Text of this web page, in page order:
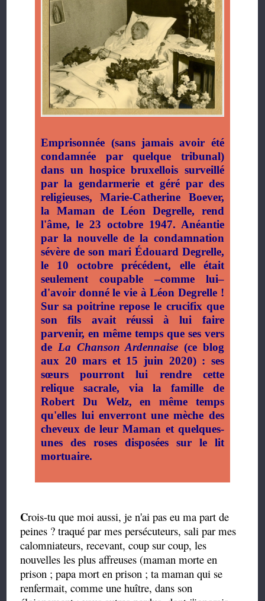
Emprisonnée (sans jamais avoir été
condamnée par quelque tribunal)
dans un hospice bruxellois surveillé
par la gendarmerie et géré par des
religieuses, Marie-Catherine Boever,
la Maman de Léon Degrelle, rend
l'âme, le 23 octobre 1947. Anéantie
par la nouvelle de la condamnation
sévère de son mari Édouard Degrelle,
le 10 octobre précédent, elle était
seulement coupable –comme lui–
d'avoir donné le vie à Léon Degrelle !
Sur sa poitrine repose le crucifix que
son fils avait réussi à lui faire
parvenir, en même temps que ses vers
de La Chanson Ardennaise (ce blog
aux 20 mars et 15 juin 2020) : ses
sœurs pourront lui rendre cette
relique sacrale, via la famille de
Robert Du Welz, en même temps
qu'elles lui enverront une mèche des
cheveux de leur Maman et quelques-
unes des roses disposées sur le lit
mortuaire.
Crois-tu que moi aussi, je n'ai pas eu ma part de
peines ? traqué par mes persécuteurs, sali par mes
calomniateurs, recevant, coup sur coup, les
nouvelles les plus affreuses (maman morte en
prison ; papa mort en prison ; ta maman qui se
renfermait, comme une huître, dans son